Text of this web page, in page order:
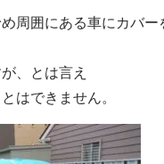
周囲にある車にカバー
、とは言え
はできません。